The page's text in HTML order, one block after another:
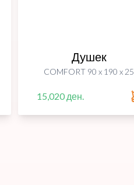
Душек
COMFORT 90 x 190 x 25
15,020 ден.